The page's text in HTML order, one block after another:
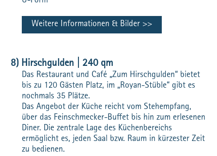
Weitere Informationen & Bilder
8) Hirschgulden | 240 qm
Das Restaurant und Café „Zum Hirschgulden“ bietet
bis zu 120 Gästen Platz, im „Royan-Stüble“ gibt es
nochmals 35 Plätze.
Das Angebot der Küche reicht vom Stehempfang,
über das Feinschmecker-Buffet bis hin zum erlesenen
Diner. Die zentrale Lage des Küchenbereichs
ermöglicht es, jeden Saal bzw. Raum in kürzester Zeit
zu bedienen.